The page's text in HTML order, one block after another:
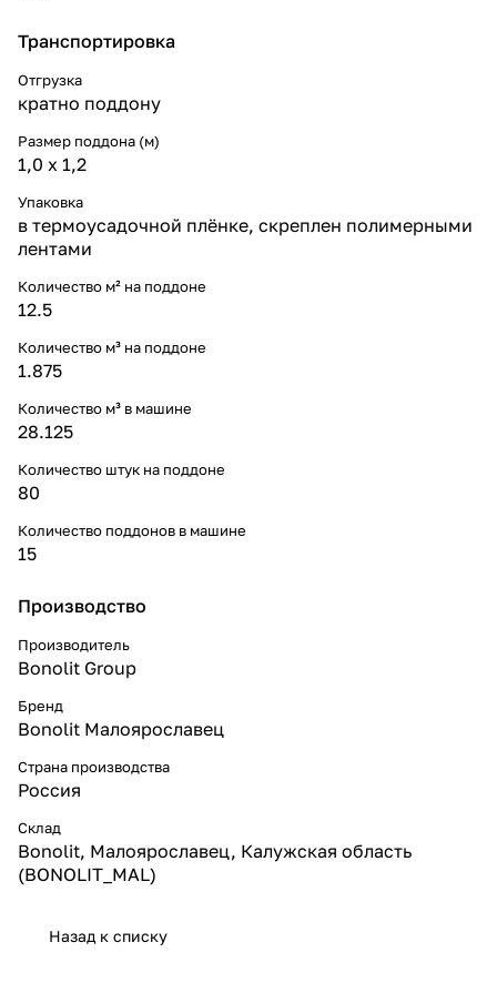
Транспортировка
Отгрузка
кратно поддону
Размер поддона (м)
1,0 х 1,2
Упаковка
в термоусадочной плёнке, скреплен полимерными
лентами
Количество м² на поддоне
12.5
Количество м³ на поддоне
1.875
Количество м³ в машине
28.125
Количество штук на поддоне
80
Количество поддонов в машине
15
Производство
Производитель
Bonolit Group
Бренд
Bonolit Малоярославец
Страна производства
Россия
Склад
Bonolit, Малоярославец, Калужская область
(BONOLIT_MAL)
Назад к списку